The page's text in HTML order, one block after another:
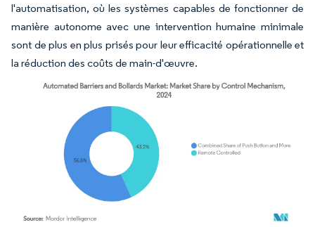
l'automatisation, où les systèmes capables de fonctionner de
manière autonome avec une intervention humaine minimale
sont de plus en plus prisés pour leur efficacité opérationnelle et
la réduction des coûts de main-d'œuvre.